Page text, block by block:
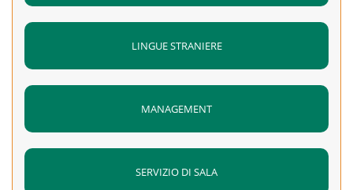
LINGUE STRANIERE
MANAGEMENT
SERVIZIO DI SALA